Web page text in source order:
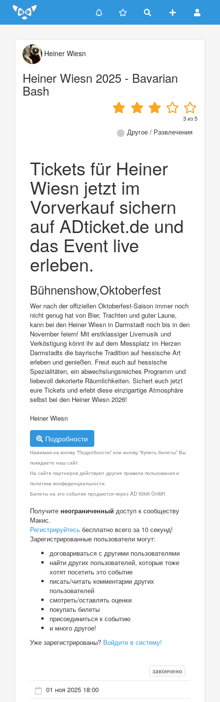
Update cookies preferences
Heiner Wiesn
Heiner Wiesn 2025 - Bavarian
Bash
3из5
Другое / Развлечения
Tickets für Heiner
Wiesn jetzt im
Vorverkauf sichern
auf ADticket.de und
das Event live
erleben.
Bühnenshow,Oktoberfest
Wer nach der offiziellen Oktoberfest-Saison immer noch
nicht genug hat von Bier, Trachten und guter Laune,
kann bei den Heiner Wiesn in Darmstadt noch bis in den
November feiern! Mit erstklassiger Livemusik und
Verköstigung könnt ihr auf dem Messplatz im Herzen
Darmstadts die bayrische Tradition auf hessische Art
erleben und genießen. Freut euch auf hessische
Spezialitäten, ein abwechslungsreiches Programm und
liebevoll dekorierte Räumlichkeiten. Sichert euch jetzt
eure Tickets und erlebt diese einzigartige Atmosphäre
selbst bei den Heiner Wiesn 2026!
Heiner Wiesn
Подробности
Нажимая на кнопку "Подробности" или кнопку "Купить билеты" Вы
покидаете наш сайт.
На сайте партнеров действуют другие правила пользования и
политика конфиденциальности.
Билеты на это событие продаются через AD ticket GmbH.
Получите неограниченный доступ к сообществу
Макис.
Регистрируйтесь бесплатно всего за 10 секунд!
Зарегистрированные пользователи могут:
договариваться с другими пользователями
найти других пользователей, которые тоже
хотят посетить это событие
писать/читать комментарии других
пользователей
смотреть/оставлять оценки
покупать билеты
присоединиться к событию
и много другое!
Уже зарегистрированы? Войдите в систему!
закончено
01 ноя 2025 18:00